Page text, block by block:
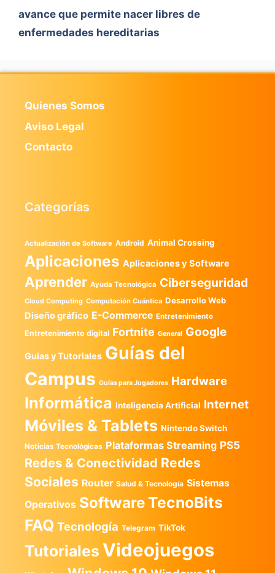
avance que permite nacer libres de
enfermedades hereditarias
Quienes Somos
Aviso Legal
Contacto
Categorías
Actualización de Software Android Animal Crossing
Aplicaciones Aplicaciones y Software
Aprender Ayuda Tecnológica Ciberseguridad
Cloud Computing Computación Cuántica Desarrollo Web
Diseño gráfico E-Commerce Entretenimiento
Entretenimiento digital Fortnite General Google
Guias y Tutoriales Guías del
Campus Guías para Jugadores Hardware
Informática Inteligencia Artificial Internet
Móviles & Tablets Nintendo Switch
Noticias Tecnológicas Plataformas Streaming PS5
Redes & Conectividad Redes
Sociales Router Salud & Tecnología Sistemas
Operativos SoftwareTecnoBits
FAQ Tecnología Telegram TikTok
Tutoriales Videojuegos